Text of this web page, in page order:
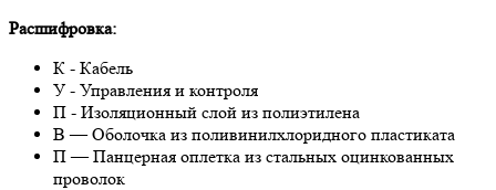
Расшифровка:
К - Кабель
У - Управления и контроля
П - Изоляционный слой из полиэтилена
В — Оболочка из поливинилхлоридного пластиката
П — Панцерная оплетка из стальных оцинкованных
проволок